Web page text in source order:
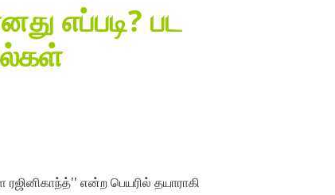
எப்படி? பட
என்ற பெயரில் தயாராகி